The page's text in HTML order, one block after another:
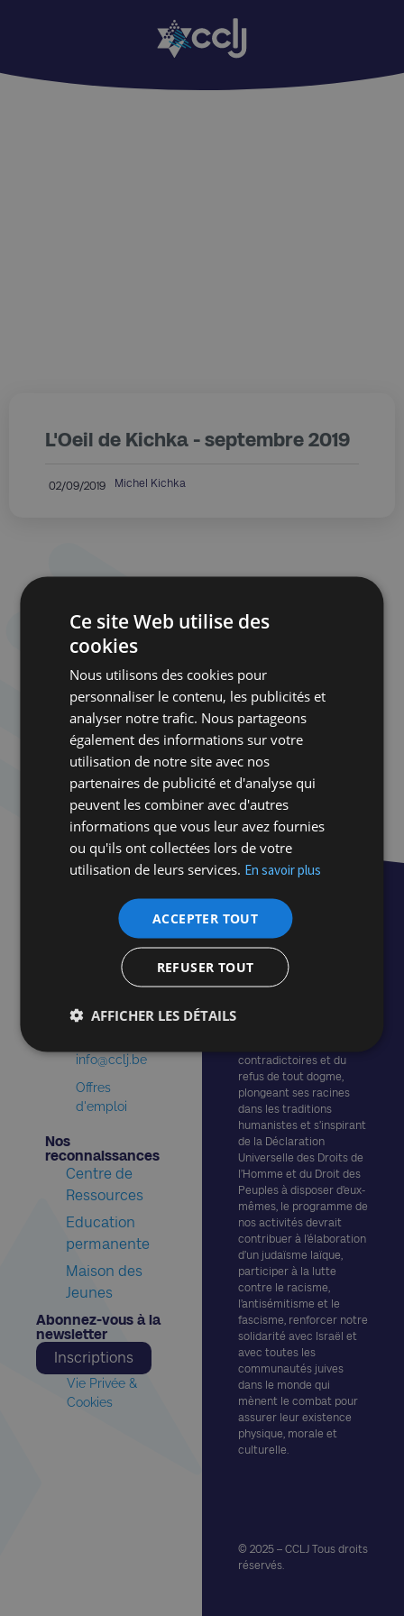
L'Oeil de Kichka - septembre 2019
02/09/2019 Michel Kichka
Communautaire Laïc
Juif
contradictoires et du
refus de tout dogme,
plongeant ses racines
dans les traditions
humanistes et s’inspirant
de la Déclaration
Universelle des Droits de
l’Homme et du Droit des
Peuples à disposer d’eux-
mêmes, le programme de
nos activités devrait
contribuer à l’élaboration
d’un judaïsme laïque,
participer à la lutte
contre le racisme,
l’antisémitisme et le
fascisme, renforcer notre
solidarité avec Israël et
avec toutes les
communautés juives
dans le monde qui
mènent le combat pour
assurer leur existence
physique, morale et
culturelle.
© 2025 – CCLJ Tous droits
réservés.
l'Hôtel des
Monnaies 52
Bruxelles
+32 2 543 02
info@cclj.be
Offres
d'emploi
Nos
reconnaissances​
Centre de
Ressources
Education
permanente
Maison des
Jeunes
Abonnez-vous à la
newsletter​
Inscriptions
Vie Privée &
Cookies
Ce site Web utilise des
cookies
Nous utilisons des cookies pour
personnaliser le contenu, les publicités et
analyser notre trafic. Nous partageons
également des informations sur votre
utilisation de notre site avec nos
partenaires de publicité et d'analyse qui
peuvent les combiner avec d'autres
informations que vous leur avez fournies
ou qu'ils ont collectées lors de votre
utilisation de leurs services. En savoir plus
ACCEPTER TOUT
REFUSER TOUT
AFFICHER LES DÉTAILS